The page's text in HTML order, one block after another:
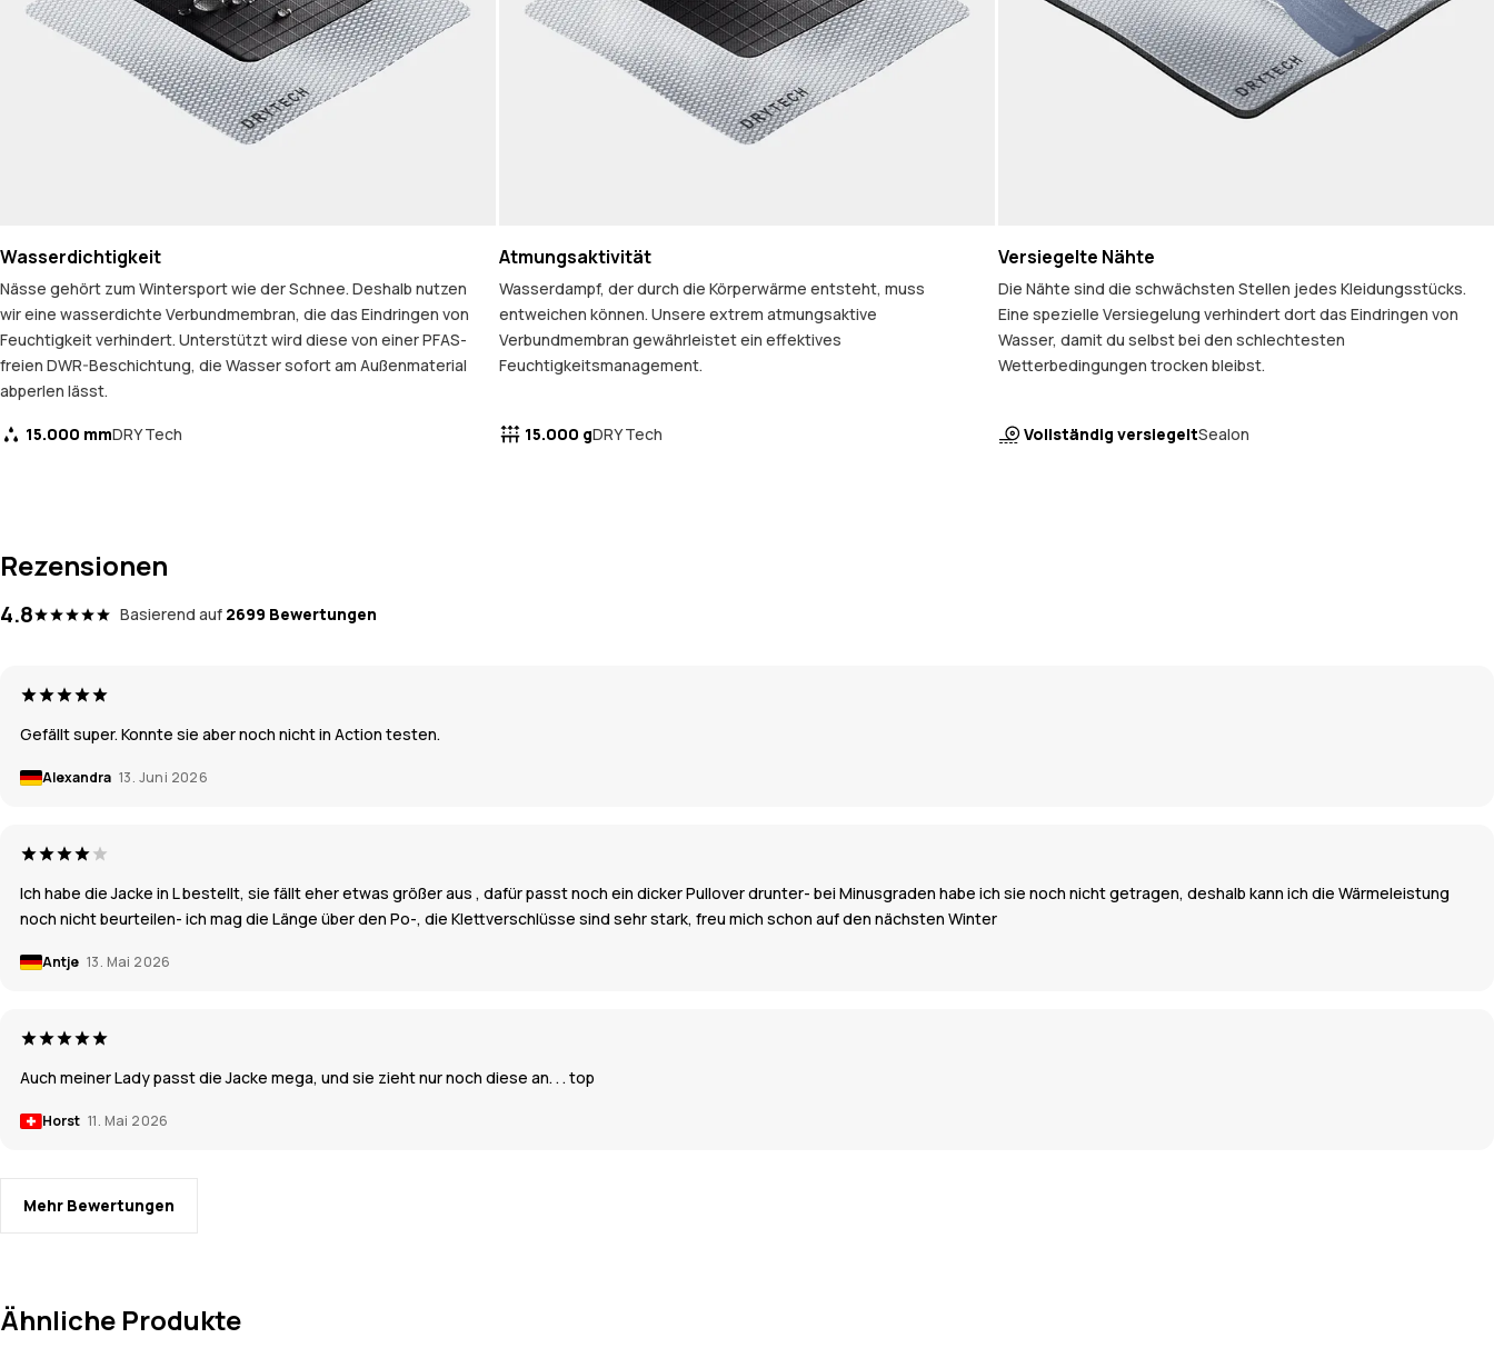
Wasserdichtigkeit
Nässe gehört zum Wintersport wie der Schnee. Deshalb nutzen
wir eine wasserdichte Verbundmembran, die das Eindringen von
Feuchtigkeit verhindert. Unterstützt wird diese von einer PFAS-
freien DWR-Beschichtung, die Wasser sofort am Außenmaterial
abperlen lässt.
15.000 mmDRY Tech
Atmungsaktivität
Wasserdampf, der durch die Körperwärme entsteht, muss
entweichen können. Unsere extrem atmungsaktive
Verbundmembran gewährleistet ein effektives
Feuchtigkeitsmanagement.
15.000 gDRY Tech
Versiegelte Nähte
Die Nähte sind die schwächsten Stellen jedes Kleidungsstücks.
Eine spezielle Versiegelung verhindert dort das Eindringen von
Wasser, damit du selbst bei den schlechtesten
Wetterbedingungen trocken bleibst.
Vollständig versiegeltSealon
Rezensionen
4.8 Basierend auf 2699 Bewertungen
Gefällt super. Konnte sie aber noch nicht in Action testen.
Alexandra 13. Juni 2026
Ich habe die Jacke in L bestellt, sie fällt eher etwas größer aus , dafür passt noch ein dicker Pullover drunter- bei Minusgraden habe ich sie noch nicht getragen, deshalb kann ich die Wärmeleistung
noch nicht beurteilen- ich mag die Länge über den Po-, die Klettverschlüsse sind sehr stark, freu mich schon auf den nächsten Winter
Antje 13. Mai 2026
Auch meiner Lady passt die Jacke mega, und sie zieht nur noch diese an. . . top
Horst 11. Mai 2026
Mehr Bewertungen
Ähnliche Produkte